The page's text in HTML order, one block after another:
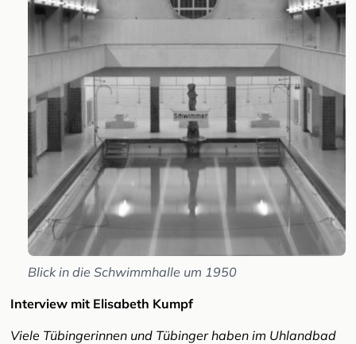
Blick in die Schwimmhalle um 1950
Interview mit Elisabeth Kumpf
Viele Tübingerinnen und Tübinger haben im Uhlandbad